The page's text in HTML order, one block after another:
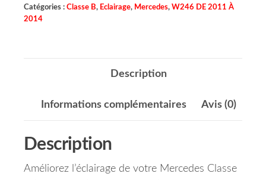
Catégories : Classe B, Eclairage, Mercedes, W246 DE 2011 À
2014
Description
Informations complémentaires Avis (0)
Description
Améliorez l’éclairage de votre Mercedes Classe